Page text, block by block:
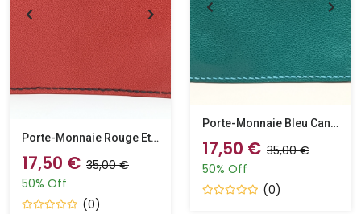
Porte-Monnaie Rouge Et Noir
17,50 € 35,00 €
50% Off
(0)
Porte-Monnaie Bleu Canard Et Bleu
17,50 € 35,00 €
50% Off
(0)